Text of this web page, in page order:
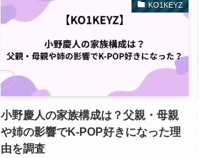
KO1KEYZ
小野慶人の家族構成は？父親・母親
や姉の影響でK-POP好きになった理
由を調査